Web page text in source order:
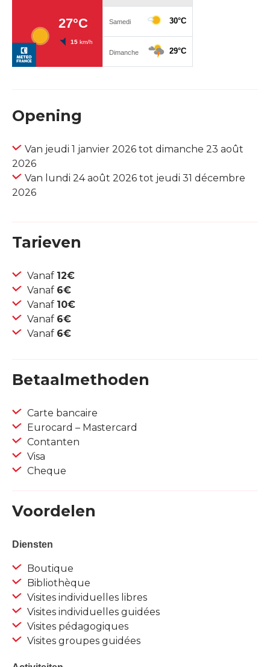
Opening
Van jeudi 1 janvier 2026 tot dimanche 23 août
2026
Van lundi 24 août 2026 tot jeudi 31 décembre
2026
Tarieven
Vanaf 12€
Vanaf 6€
Vanaf 10€
Vanaf 6€
Vanaf 6€
Betaalmethoden
Carte bancaire
Eurocard – Mastercard
Contanten
Visa
Cheque
Voordelen
Diensten
Boutique
Bibliothèque
Visites individuelles libres
Visites individuelles guidées
Visites pédagogiques
Visites groupes guidées